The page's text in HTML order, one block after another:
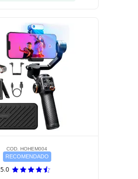
COD. HOHEM004
RECOMENDADO
5.0